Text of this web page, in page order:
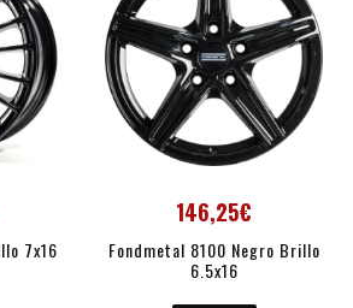
7x16
146,25€
Fondmetal 8100 Negro Brillo
6.5x16